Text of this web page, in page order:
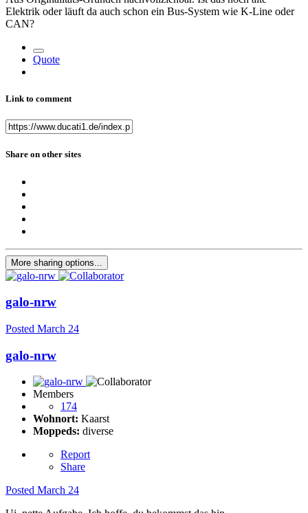
Elektrik oder läuft da auch schon ein Bus-System wie K-Line oder
CAN?
Quote
Link to comment
Share on other sites
More sharing options...
galo-nrw
Posted March 24
galo-nrw
Members
174
Wohnort: Kaarst
Moppeds: diverse
Report
Share
Posted March 24